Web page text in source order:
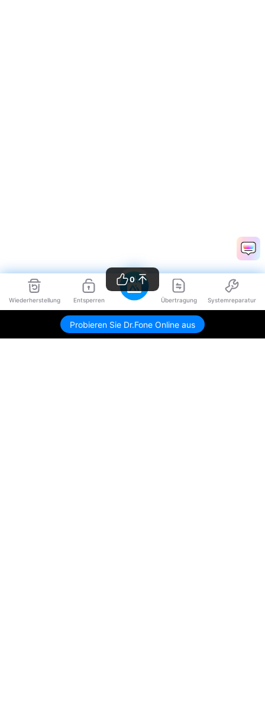
Wiederherstellung Entsperren Übertragung Systemreparatur
Probieren Sie Dr.Fone Online aus
0